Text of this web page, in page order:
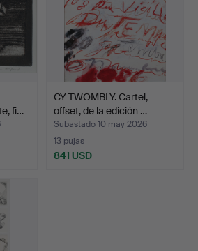
fi…
CY TWOMBLY. Cartel,
offset, de la edición …
Subastado 10 may 2026
13 pujas
841 USD